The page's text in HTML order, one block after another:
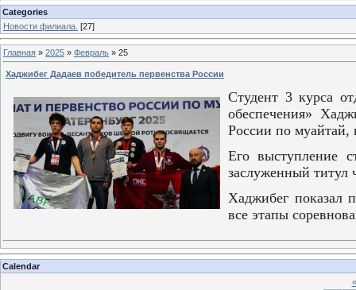
Categories
Новости филиала. [27]
Главная » 2025 » Февраль » 25
Хаджибег Дадаев победитель первенства России
Студент 3 курса
обеспечения»
России по муайтай,
Его выступление
заслуженный титул
Хаджибег показал
все этапы
Calendar
«